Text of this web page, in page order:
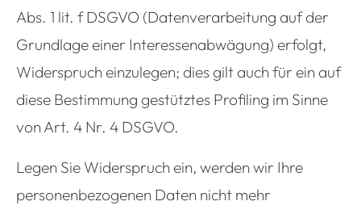
Abs. 1 lit. f DSGVO (Datenverarbeitung auf der
Grundlage einer Interessenabwägung) erfolgt,
Widerspruch einzulegen; dies gilt auch für ein auf
diese Bestimmung gestütztes Profiling im Sinne
von Art. 4 Nr. 4 DSGVO.
Legen Sie Widerspruch ein, werden wir Ihre
personenbezogenen Daten nicht mehr